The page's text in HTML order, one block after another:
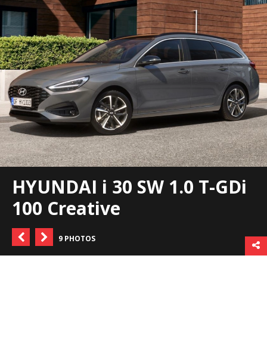
HYUNDAI i 30 SW 1.0 T-GDi
100 Creative
9 PHOTOS